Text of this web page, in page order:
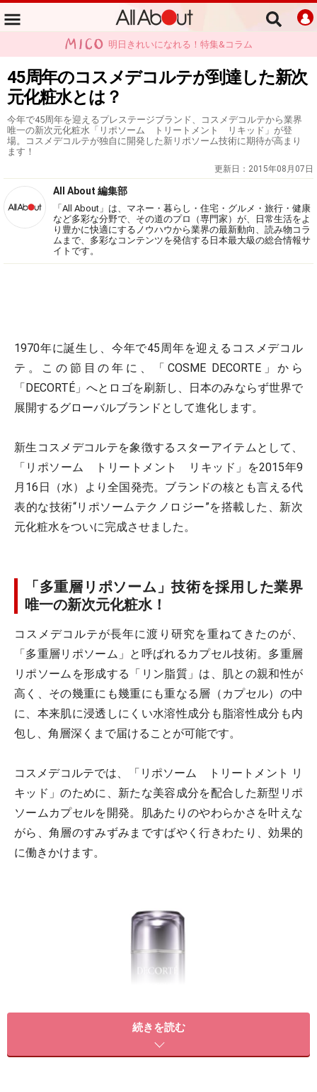
明日きれいになれる！特集&コラム
45周年のコスメデコルテが到達した新次
元化粧水とは？
今年で45周年を迎えるプレステージブランド、コスメデコルテから業界
唯一の新次元化粧水「リポソーム トリートメント リキッド」が登
場。コスメデコルテが独自に開発した新リポソーム技術に期待が高まり
ます！
更新日： 2015年08月07日
All About 編集部
「All About」は、マネー・暮らし・住宅・グルメ・旅行・健康
など多彩な分野で、その道のプロ（専門家）が、日常生活をよ
り豊かに快適にするノウハウから業界の最新動向、読み物コラ
ムまで、多彩なコンテンツを発信する日本最大級の総合情報サ
イトです。
1970年に誕生し、今年で45周年を迎えるコスメデコル
テ。この節目の年に、「COSME DECORTE」から
「DECORTÉ」へとロゴを刷新し、日本のみならず世界で
展開するグローバルブランドとして進化します。
新生コスメデコルテを象徴するスターアイテムとして、
「リポソーム トリートメント リキッド」を2015年9
月16日（水）より全国発売。ブランドの核とも言える代
表的な技術“リポソームテクノロジー”を搭載した、新次
元化粧水をついに完成させました。
「多重層リポソーム」技術を採用した業界
唯一の新次元化粧水！
コスメデコルテが長年に渡り研究を重ねてきたのが、
「多重層リポソーム」と呼ばれるカプセル技術。多重層
リポソームを形成する「リン脂質」は、肌との親和性が
高く、その幾重にも幾重にも重なる層（カプセル）の中
に、本来肌に浸透しにくい水溶性成分も脂溶性成分も内
包し、角層深くまで届けることが可能です。
コスメデコルテでは、「リポソーム トリートメント リ
キッド」のために、新たな美容成分を配合した新型リポ
ソームカプセルを開発。肌あたりのやわらかさを叶えな
がら、角層のすみずみまですばやく行きわたり、効果的
に働きかけます。
続きを読む